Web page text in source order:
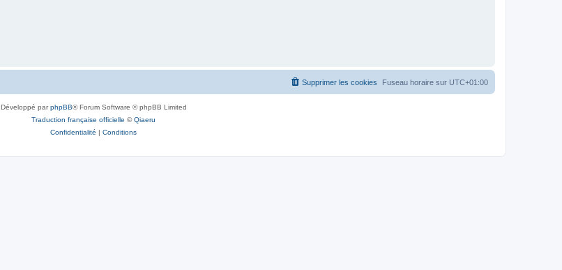
Fuseau horaire sur UTC+01:00
Supprimer les cookies
Développé parphpBB® Forum Software © phpBB Limited
Traduction française officielle ©Qiaeru
Confidentialité | Conditions